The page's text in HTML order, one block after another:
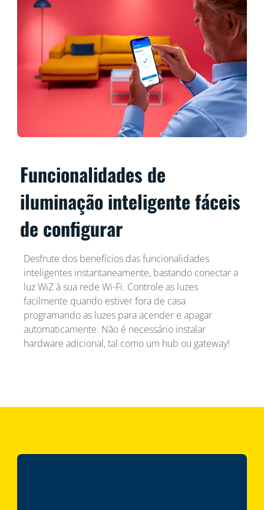
Funcionalidades de
iluminação inteligente fáceis
de configurar
Desfrute dos benefícios das funcionalidades
inteligentes instantaneamente, bastando conectar a
luz WiZ à sua rede Wi-Fi. Controle as luzes
facilmente quando estiver fora de casa
programando as luzes para acender e apagar
automaticamente. Não é necessário instalar
hardware adicional, tal como um hub ou gateway!